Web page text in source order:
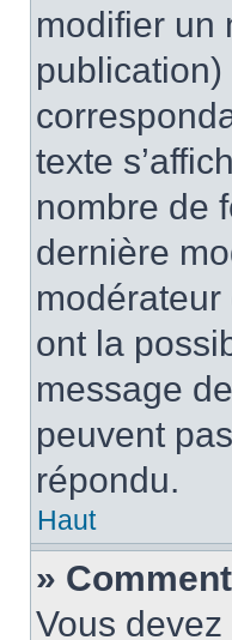
modifier un
texte
nombre de
dernière
ont la
message
peuvent
répondu.
Haut
»
Vous